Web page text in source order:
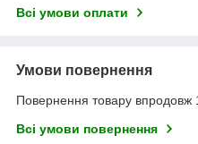
Всі умови оплати
Умови повернення
Повернення товару впродовж
Всі умови повернення